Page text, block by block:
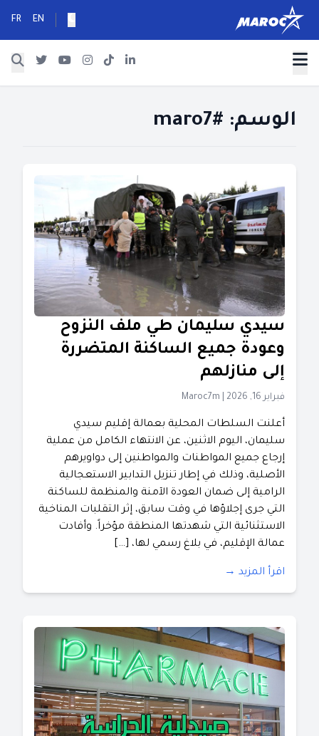
EN
FR
الوسم: maro7#
سيدي سليمان طي ملف النزوح
وعودة جميع الساكنة المتضررة
إلى منازلهم
فبراير 16, 2026 Maroc7m
أعلنت السلطات المحلية بعمالة إقليم سيدي
سليمان، اليوم الاثنين، عن الانتهاء الكامل من عملية
إرجاع جميع المواطنات والمواطنين إلى دواويرهم
الأصلية، وذلك في إطار تنزيل التدابير الاستعجالية
الرامية إلى ضمان العودة الآمنة والمنظمة للساكنة
التي جرى إجلاؤها في وقت سابق، إثر التقلبات المناخية
الاستثنائية التي شهدتها المنطقة مؤخراً. وأفادت
عمالة الإقليم، في بلاغ رسمي لها، […]
اقرأ المزيد →